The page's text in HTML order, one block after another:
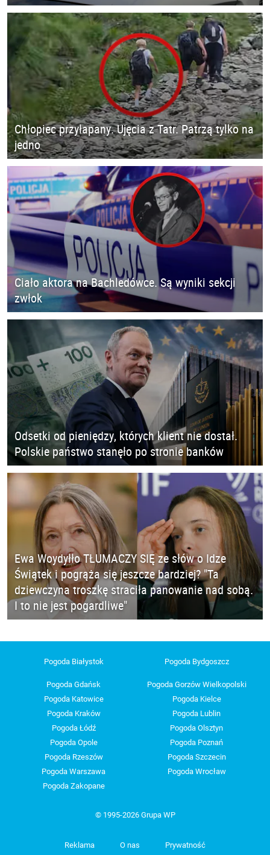
Chłopiec przyłapany. Ujęcia z Tatr. Patrzą tylko na
jedno
Ciało aktora na Bachledówce. Są wyniki sekcji
zwłok
Odsetki od pieniędzy, których klient nie dostał.
Polskie państwo stanęło po stronie banków
Ewa Woydyłło TŁUMACZY SIĘ ze słów o Idze
Świątek i pogrąża się jeszcze bardziej? "Ta
dziewczyna troszkę straciła panowanie nad sobą.
I to nie jest pogardliwe"
Pogoda Białystok Pogoda Bydgoszcz
Pogoda Gdańsk
Pogoda Gorzów Wielkopolski
Pogoda Katowice
Pogoda Kielce
Pogoda Kraków
Pogoda Lublin
Pogoda Łódź
Pogoda Olsztyn
Pogoda Opole
Pogoda Poznań
Pogoda Rzeszów
Pogoda Szczecin
Pogoda Warszawa
Pogoda Wrocław
Pogoda Zakopane
© 1995-2026 Grupa WP
Reklama O nas Prywatność